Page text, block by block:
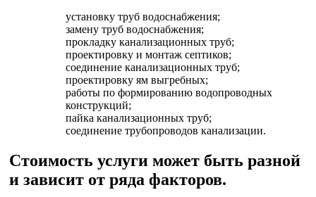
установку труб водоснабжения;
замену труб водоснабжения;
прокладку канализационных труб;
проектировку и монтаж септиков;
соединение канализационных труб;
проектировку ям выгребных;
работы по формированию водопроводных
конструкций;
пайка канализационных труб;
соединение трубопроводов канализации.
Стоимость услуги может быть разной
и зависит от ряда факторов.